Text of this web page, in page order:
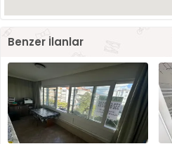
Benzer İlanlar